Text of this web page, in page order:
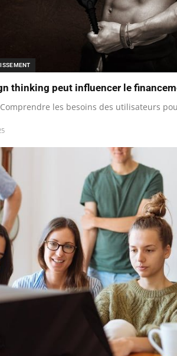
thinking peut influencer le
Comprendre les besoins des utilisateurs